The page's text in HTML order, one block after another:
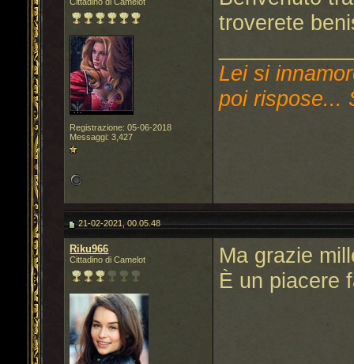
Registrazione: 05-06-2018
Messaggi: 3,427
troverete
Lei si
poi rispose...
21-02-2021, 00.05.48
Riku966
Cittadino di Camelot
Ma grazie
È un piacere